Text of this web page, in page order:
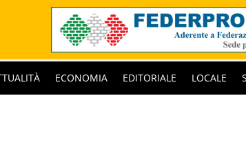
ECONOMIA EDITORIALE LOCALE